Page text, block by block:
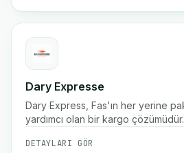
Dary Expresse
Dary Express, Fas'ın her yerine
yardımcı olan bir kargo çözümüdür.
birçok ek fayda sağlar.
DETAYLARI GÖR